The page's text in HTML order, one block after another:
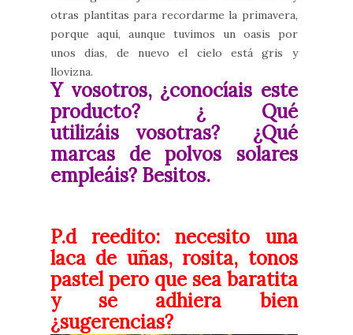
otras plantitas para recordarme la primavera,
porque aquí, aunque tuvimos un oasis por
unos días, de nuevo el cielo está gris y
llovizna.
Y vosotros, ¿conocíais este
producto? ¿ Qué
utilizáis vosotras? ¿Qué
marcas de polvos solares
empleáis? Besitos.
P.d reedito: necesito una
laca de uñas, rosita, tonos
pastel pero que sea baratita
y se adhiera bien
¿sugerencias?